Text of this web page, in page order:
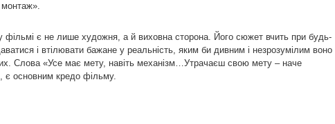
є не лише художня, а й виховна сторона. Його сюжет вчить при будь-
і втілювати бажане у реальність, яким би дивним і незрозумілим воно
Слова «Усе має мету, навіть механізм…Утрачаєш свою мету – наче
є основним кредо фільму.